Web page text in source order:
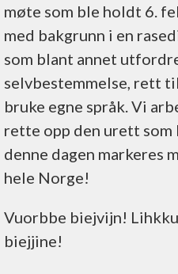
møte som ble holdt 6.
med bakgrunn i en
som blant annet
selvbestemmelse, rett
bruke egne språk. Vi
rette opp den urett som
denne dagen markeres
hele Norge!
Vuorbbe biejvijn!
biejjine!